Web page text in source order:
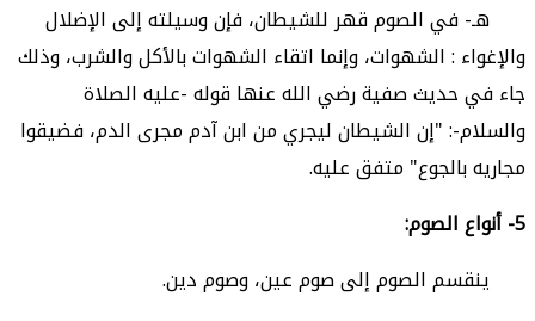
هـ- في الصوم قهر للشيطان، فإن وسيلته إلى الإضلال
والإغواء : الشهوات، وإنما اتقاء الشهوات بالأكل والشرب، وذلك
جاء في حديث صفية رضي الله عنها قوله -عليه الصلاة
والسلام-: "إن الشيطان ليجري من ابن آدم مجرى الدم، فضيقوا
مجاريه بالجوع" متفق عليه.
5- أنواع الصوم:
ينقسم الصوم إلى صوم عين، وصوم دين.